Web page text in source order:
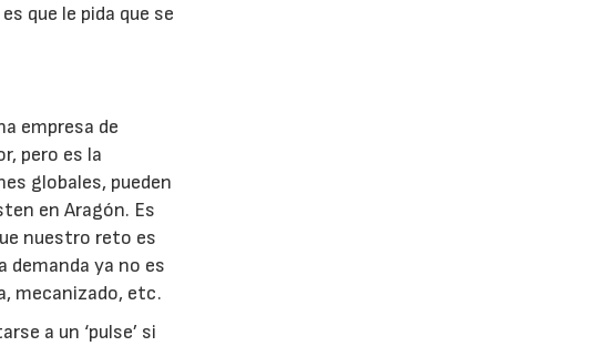
que le pida que se
empresa de
pero es la
globales, pueden
en Aragón. Es
nuestro reto es
demanda ya no es
mecanizado, etc.
a un ‘pulse’ si